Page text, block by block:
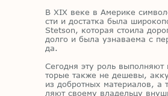
В XIX веке в Аме­ри­ке
сти и до­стат­ка была
Stetson, ко­то­рая сто­и­ла
дол­го и была узна­ва­е­ма с
да.
Се­год­ня эту роль
то­рые та­к­же не де­ше­вы,
из доб­рот­ных ма­те­ри­а­лов, а
ля­ют сво­е­му вла­дель­цу